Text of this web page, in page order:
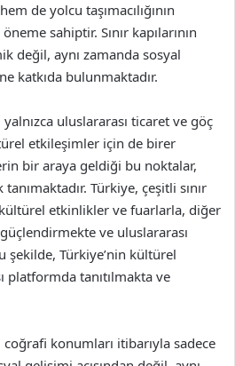
de yolcu taşımacılığının
sahiptir. Sınır kapılarının
değil, aynı zamanda sosyal
katkıda bulunmaktadır.
yalnızca uluslararası ticaret ve göç
etkileşimler için de birer
bir araya geldiği bu noktalar,
Türkiye, çeşitli sınır
etkinlikler ve fuarlarla, diğer
ve uluslararası
şekilde, Türkiye’nin kültürel
platformda tanıtılmakta ve
coğrafi konumları itibarıyla sadece